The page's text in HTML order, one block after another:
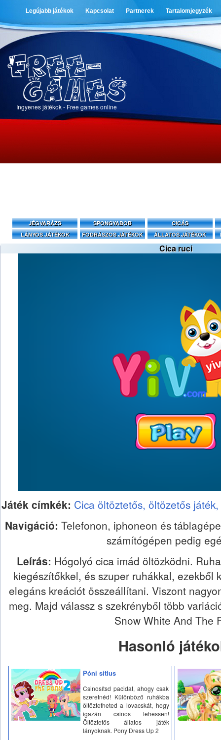
Legújabb játékok Kapcsolat Partnerek Tartalomjegyzék
Ingyenes játékok - Free games online
JÉGVARÁZS SPONGYABOB
CICÁS
LÁNYOS JÁTÉKOK
FODRÁSZOS JÁTÉKOK ÁLLATOS JÁTÉKOK
Cica ruci
Játék címkék: Cica öltöztetős, öltözetős játék,
Navigáció: Telefonon, iphoneon és
számítógépen pedig
Leírás: Hógolyó cica imád öltözködni.
kiegészítőkkel, és szuper ruhákkal, ezekből
elegáns kreációt összeállítani. Viszont
meg. Majd válassz s szekrényből több
Snow White And The
Hasonló
Póni sítlus
Csinosítsd pacidat, ahogy csak
szeretnéd! Különböző ruhákba
öltöztetheted a lovacskát, hogy
igazán csinos lehessen!
Öltöztetős állatos játék
lányoknak. Pony Dress Up 2